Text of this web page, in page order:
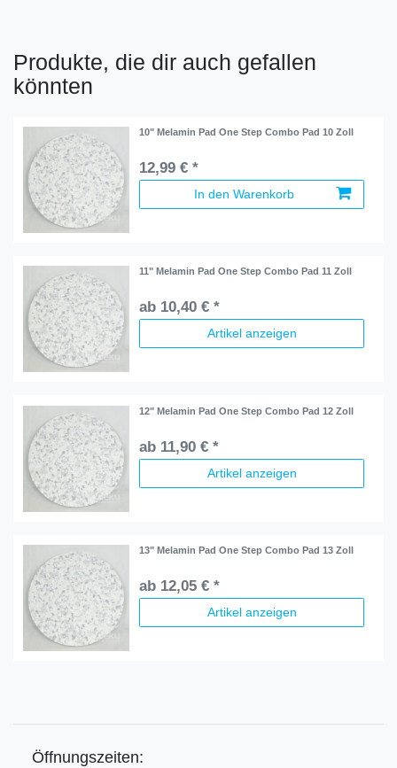
Produkte, die dir auch gefallen
könnten
10" Melamin Pad One Step Combo Pad 10 Zoll
12,99 € *
In den Warenkorb
11" Melamin Pad One Step Combo Pad 11 Zoll
ab 10,40 € *
Artikel anzeigen
12" Melamin Pad One Step Combo Pad 12 Zoll
ab 11,90 € *
Artikel anzeigen
13" Melamin Pad One Step Combo Pad 13 Zoll
ab 12,05 € *
Artikel anzeigen
Öffnungszeiten: